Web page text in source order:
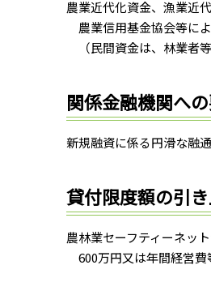
農業近代化資金、漁業近
農業信用基金協会等に
（民間資金は、林業者
関係金融機関へ
新規融資に係る円滑な融
貸付限度額の引
農林業セーフティーネッ
600万円又は年間経営